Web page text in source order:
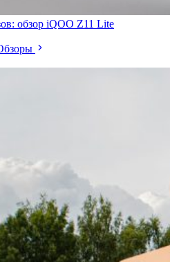
обзор iQOO Z11 Lite